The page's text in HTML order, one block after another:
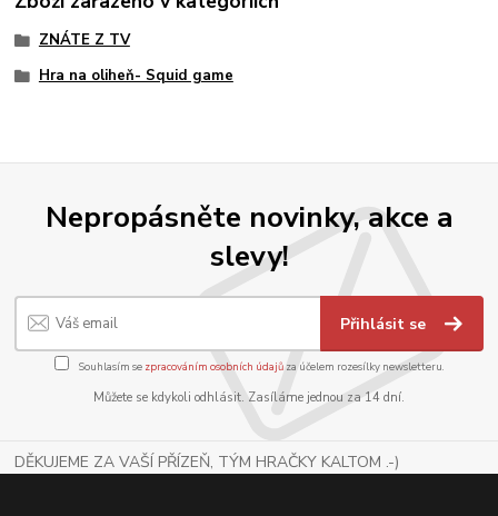
ZNÁTE Z TV
Hra na oliheň- Squid game
Nepropásněte novinky, akce a
slevy!
Přihlásit se
Souhlasím se zpracováním osobních údajůza účelem rozesílky newsletteru.
Můžete se kdykoli odhlásit. Zasíláme jednou za 14 dní.
DĚKUJEME ZA VAŠÍ PŘÍZEŇ, TÝM HRAČKY KALTOM .-)